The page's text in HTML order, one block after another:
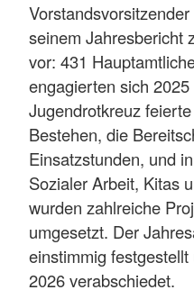
seinem Jahresbericht
vor: 431
engagierten sich
Jugendrotkreuz
Bestehen, die
Einsatzstunden, und
Sozialer Arbeit, Kitas
wurden zahlreiche
umgesetzt. Der
einstimmig
2026 verabschiedet.